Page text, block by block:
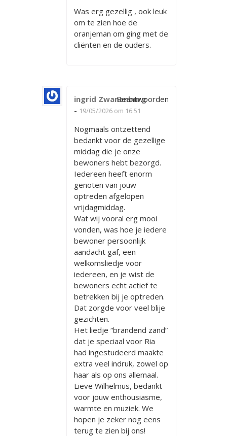
Was erg gezellig , ook leuk
om te zien hoe de
oranjeman om ging met de
cliënten en de ouders.
ingrid Zwanenburg
- 19/05/2026 om 16:51
Nogmaals ontzettend
bedankt voor de gezellige
middag die je onze
bewoners hebt bezorgd.
Iedereen heeft enorm
genoten van jouw
optreden afgelopen
vrijdagmiddag.
Wat wij vooral erg mooi
vonden, was hoe je iedere
bewoner persoonlijk
aandacht gaf, een
welkomsliedje voor
iedereen, en je wist de
bewoners echt actief te
betrekken bij je optreden.
Dat zorgde voor veel blije
gezichten.
Het liedje “brandend zand”
dat je speciaal voor Ria
had ingestudeerd maakte
extra veel indruk, zowel op
haar als op ons allemaal.
Lieve Wilhelmus, bedankt
voor jouw enthousiasme,
warmte en muziek. We
hopen je zeker nog eens
terug te zien bij ons!
Beantwoorden